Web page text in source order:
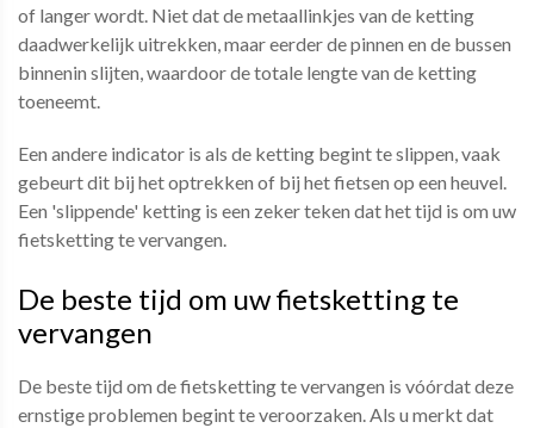
of langer wordt. Niet dat de metaallinkjes van de ketting
daadwerkelijk uitrekken, maar eerder de pinnen en de bussen
binnenin slijten, waardoor de totale lengte van de ketting
toeneemt.
Een andere indicator is als de ketting begint te slippen, vaak
gebeurt dit bij het optrekken of bij het fietsen op een heuvel.
Een 'slippende' ketting is een zeker teken dat het tijd is om uw
fietsketting te vervangen.
De beste tijd om uw fietsketting te
vervangen
De beste tijd om de fietsketting te vervangen is vóórdat deze
ernstige problemen begint te veroorzaken. Als u merkt dat